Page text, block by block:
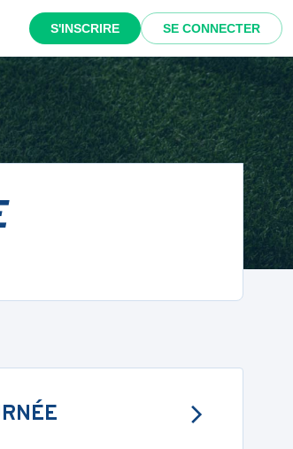
S'INSCRIRE SE CONNECTER